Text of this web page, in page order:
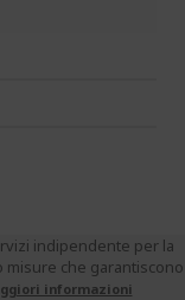
indipendente per la
misure che garantiscono
informazioni